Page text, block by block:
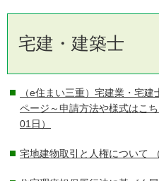
宅建・建築士
（e住まい三重）宅建業・宅
ページ～申請方法や様式はこ
01日）
宅地建物取引と人権について